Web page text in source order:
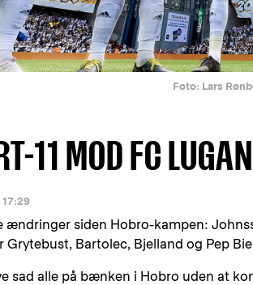
Foto: Lars
11 MOD FC
17:29
ændringer siden Hobro-kampen:
Grytebust, Bartolec, Bjelland og Pep
sad alle på bænken i Hobro uden at